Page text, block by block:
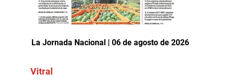
La Jornada Nacional | 06 de agosto de 2026
Vitral